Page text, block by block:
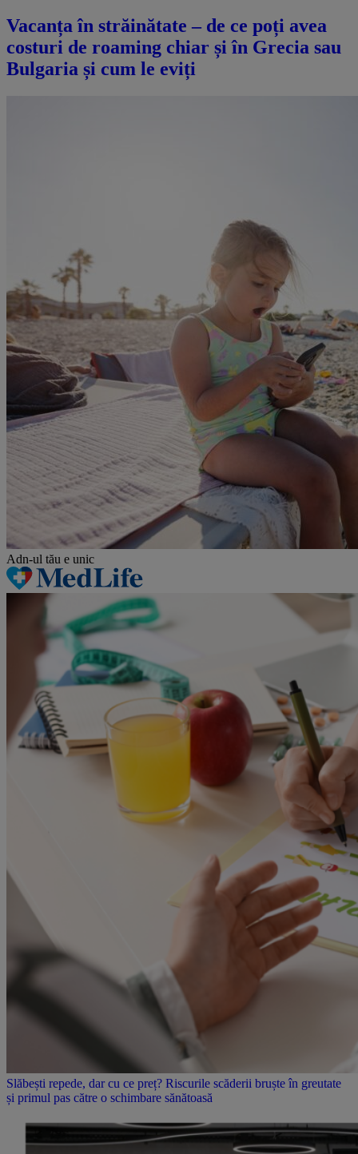
Vacanța în străinătate – de ce poți avea
costuri de roaming chiar și în Grecia sau
Bulgaria și cum le eviți
Adn-ul tău e unic
Slăbești repede, dar cu ce preț? Riscurile scăderii bruște în greutate
și primul pas către o schimbare sănătoasă